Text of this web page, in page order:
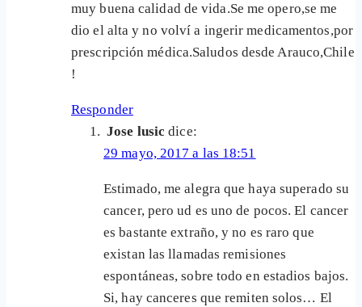
muy buena calidad de vida.Se me opero,se me
dio el alta y no volví a ingerir medicamentos,por
prescripción médica.Saludos desde Arauco,Chile
!
Responder
Jose lusic dice:
29 mayo, 2017 a las 18:51
Estimado, me alegra que haya superado su
cancer, pero ud es uno de pocos. El cancer
es bastante extraño, y no es raro que
existan las llamadas remisiones
espontáneas, sobre todo en estadios bajos.
Si, hay canceres que remiten solos… El